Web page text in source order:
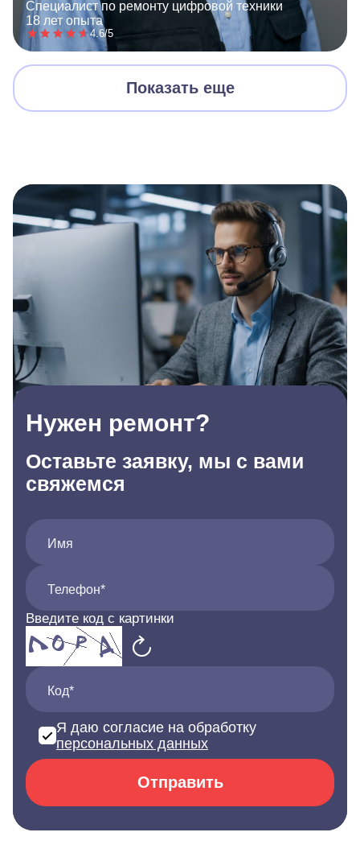
Специалист по ремонту цифровой техники
18 лет опыта
4.6/5
Показать еще
Нужен ремонт?
Оставьте заявку, мы с вами
свяжемся
Имя
Телефон*
Введите код с картинки
Код*
Я даю согласие на обработку
персональных данных
Отправить